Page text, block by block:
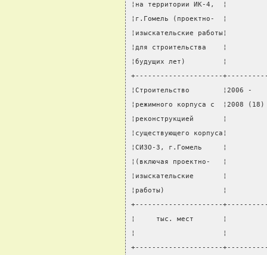
¦на территории ИК-4,
¦г.Гомель (проектно-
¦изыскательские
¦для строительства
¦будущих лет)         ¦
+---------------------
¦Строительство
¦режимного корпуса с
¦реконструкцией
¦существующего
¦СИЗО-3, г.Гомель
¦(включая проектно-
¦изыскательские
¦работы)              ¦
+---------------------
¦     тыс. мест       ¦
¦                     ¦
+---------------------